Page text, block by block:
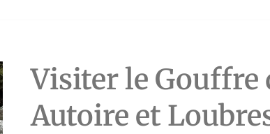
Visiter le Gouffre
Autoire et